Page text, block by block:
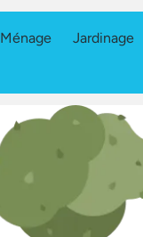
Ménage Jardinage